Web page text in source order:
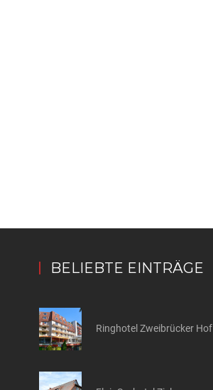
BELIEBTE EINTRÄGE
Ringhotel Zweibrücker Hof